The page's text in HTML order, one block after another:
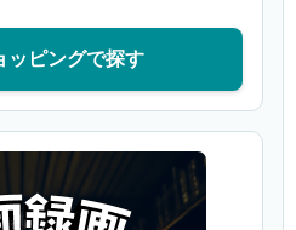
ッピングで探す